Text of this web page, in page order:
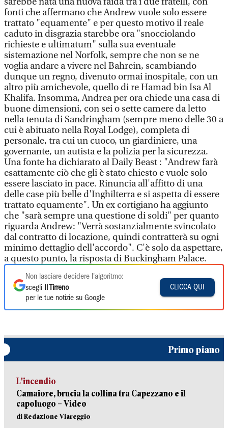
fonti che affermano che Andrew vuole solo essere
trattato "equamente" e per questo motivo il reale
caduto in disgrazia starebbe ora "snocciolando
richieste e ultimatum" sulla sua eventuale
sistemazione nel Norfolk, sempre che non se ne
voglia andare a vivere nel Bahrein, scambiando
dunque un regno, divenuto ormai inospitale, con un
altro più amichevole, quello di re Hamad bin Isa Al
Khalifa. Insomma, Andrea per ora chiede una casa di
buone dimensioni, con sei o sette camere da letto
nella tenuta di Sandringham (sempre meno delle 30 a
cui è abituato nella Royal Lodge), completa di
personale, tra cui un cuoco, un giardiniere, una
governante, un autista e la polizia per la sicurezza.
Una fonte ha dichiarato al Daily Beast : "Andrew farà
esattamente ciò che gli è stato chiesto e vuole solo
essere lasciato in pace. Rinuncia all'affitto di una
delle case più belle d'Inghilterra e si aspetta di essere
trattato equamente". Un ex cortigiano ha aggiunto
che "sarà sempre una questione di soldi" per quanto
riguarda Andrew: "Verrà sostanzialmente svincolato
dal contratto di locazione, quindi contratterà su ogni
minimo dettaglio dell'accordo". C'è solo da aspettare,
a questo punto, la risposta di Buckingham Palace.
Non lasciare decidere l'algoritmo:
scegli
Il Tirreno
per le tue notizie su Google
CLICCA QUI
Primo piano
L'incendio
Camaiore, brucia la collina tra Capezzano e il
capoluogo – Video
di Redazione Viareggio